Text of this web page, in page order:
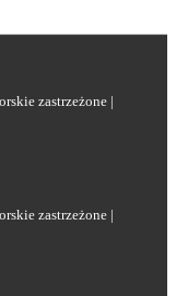
zastrzeżone |
zastrzeżone |